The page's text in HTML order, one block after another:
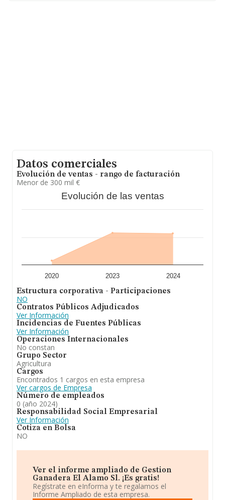
Datos comerciales
Evolución de ventas - rango de facturación
Menor de 300 mil €
Evolución de las ventas
2020 2023 2024
Estructura corporativa - Participaciones
NO
Contratos Públicos Adjudicados
Ver Información
Incidencias de Fuentes Públicas
Ver Información
Operaciones Internacionales
No constan
Grupo Sector
Agricultura
Cargos
Encontrados 1 cargos en esta empresa
Ver cargos de Empresa
Número de empleados
0 (año 2024)
Responsabilidad Social Empresarial
Ver Información
Cotiza en Bolsa
NO
Ver el informe ampliado de Gestion
Ganadera El Alamo Sl. ¡Es gratis!
Regístrate en eInforma y te regalamos el
Informe Ampliado de esta empresa.